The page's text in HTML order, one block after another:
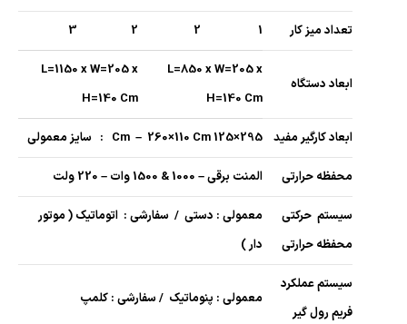
تعداد میز کار 1
2
2
3
ابعاد دستگاه
L=850 x W=205 x
H=140 Cm
L=1150 x W=205 x
H=140 Cm
ابعاد کارگیر مفید 295×125 Cm – 260×110 Cm : سایز معمولی
محفظه حرارتی المنت برقی – 1000 & 1500 وات – 220 ولت
سیستم حرکتی
محفظه حرارتی
معمولی : دستی / سفارشی : اتوماتیک ( موتور
دار )
سیستم عملکرد
فریم رول گیر
معمولی : پنوماتیک / سفارشی : کلمپ